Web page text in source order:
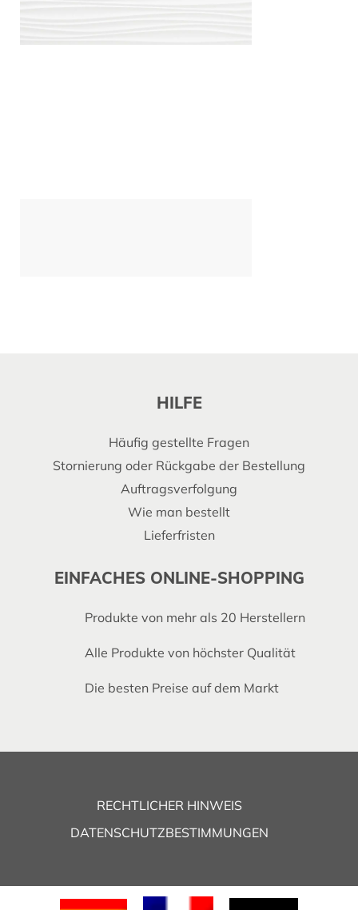
HILFE
Häufig gestellte Fragen
Stornierung oder Rückgabe der Bestellung
Auftragsverfolgung
Wie man bestellt
Lieferfristen
EINFACHES ONLINE-SHOPPING
Produkte von mehr als 20 Herstellern
Alle Produkte von höchster Qualität
Die besten Preise auf dem Markt
RECHTLICHER HINWEIS
DATENSCHUTZBESTIMMUNGEN